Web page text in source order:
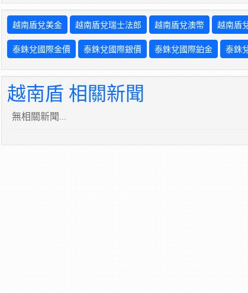
越南盾兌美金 越南盾兌瑞士法郎 越南盾兌澳幣 越南盾
泰銖兌國際金價 泰銖兌國際銀價 泰銖兌國際鉑金 泰銖
越南盾 相關新聞
無相關新聞...